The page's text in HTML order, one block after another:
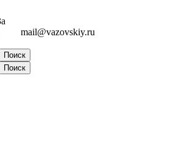
mail@vazovskiy.ru
Поиск
Поиск